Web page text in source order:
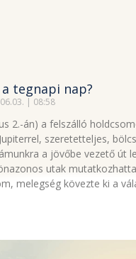
tegnapi nap?
08:58
2.-án) a felszálló
szeretetteljes,
a jövőbe vezető út
utak
melegség kövezte ki a